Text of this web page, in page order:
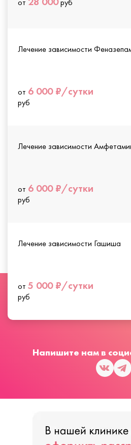
от руб
Лечение зависимости
от 6 000 ₽/сутки
руб
Лечение зависимости
от 6 000 ₽/сутки
руб
Лечение зависимости Гашиша
от 5 000 ₽/сутки
руб
Напишите нам в